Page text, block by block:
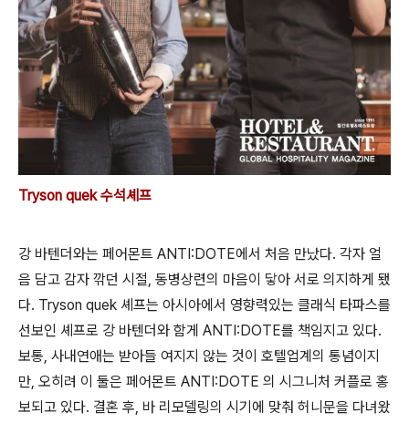
Tryson quek 수석셰프
강 바텐더와는 페어몬트 ANTI:DOTE에서 처음 만났다. 각자 얼
음 담고 감자 깎던 시절, 동병상련의 마음이 닿아 서로 의지하게 됐
다. Tryson quek 셰프는 아시아에서 영향력있는 클래식 타파스를
선보인 셰프로 강 바텐더와 함게 ANTI:DOTE를 책임지고 있다.
보통, 사내연애는 받아들 여지지 않는 것이 호텔업계의 통념이지
만, 오히려 이 둘은 페어몬트 ANTI:DOTE 의 시그니처 커플로 홍
보되고 있다. 결혼 후, 바 리모델링의 시기에 맞춰 허니문을 다녀왔